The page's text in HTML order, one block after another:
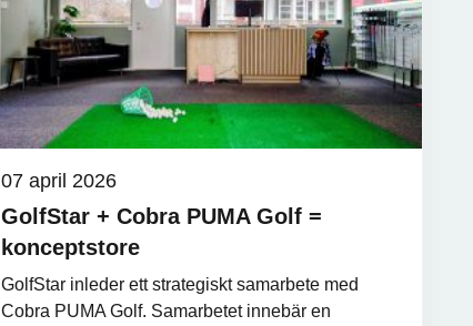
07 april 2026
GolfStar + Cobra PUMA Golf =
konceptstore
GolfStar inleder ett strategiskt samarbete med
Cobra PUMA Golf. Samarbetet innebär en